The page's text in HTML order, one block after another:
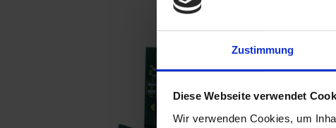
Zustimmung
Diese Webseite verwendet
Wir verwenden Cookies, um